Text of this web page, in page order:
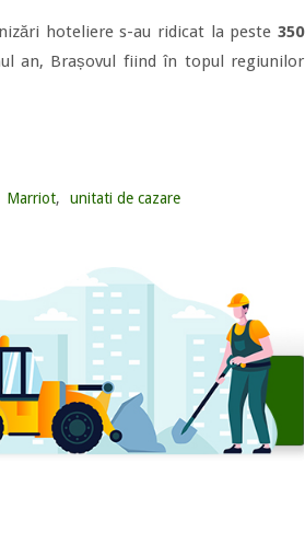
hoteliere s-au ridicat la peste 350
an, Brașovul fiind în topul regiunilor
Marriot, unitati de cazare